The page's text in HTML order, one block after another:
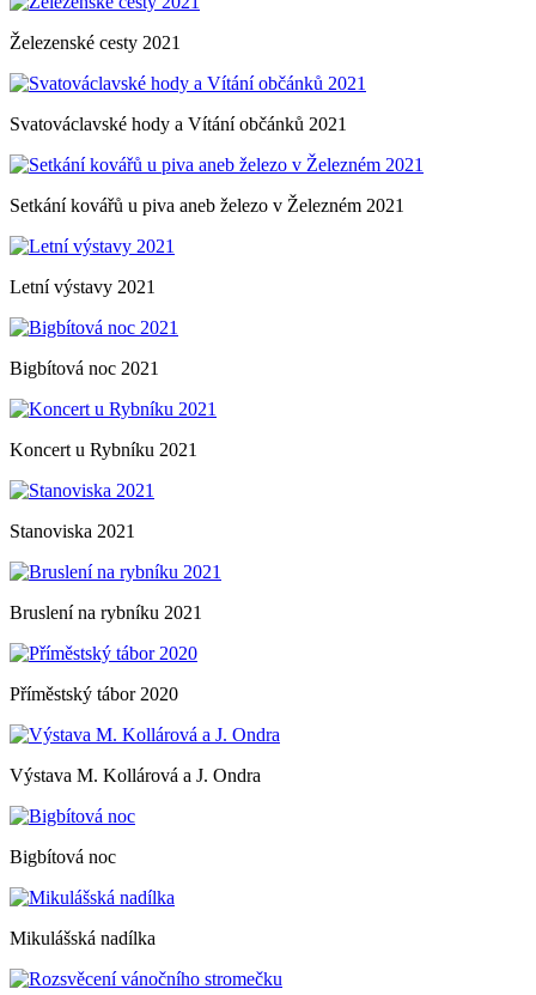
Železenské cesty 2021
Svatováclavské hody a Vítání občánků 2021
Setkání kovářů u piva aneb železo v Železném 2021
Letní výstavy 2021
Bigbítová noc 2021
Koncert u Rybníku 2021
Stanoviska 2021
Bruslení na rybníku 2021
Příměstský tábor 2020
Výstava M. Kollárová a J. Ondra
Bigbítová noc
Mikulášská nadílka